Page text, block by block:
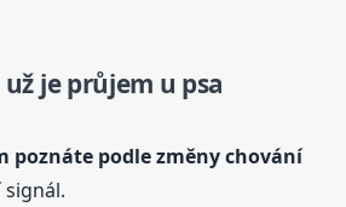
je průjem u psa
poznáte podle změny chování
signál.